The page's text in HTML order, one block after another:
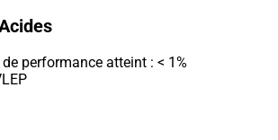
de performance atteint : < 1%